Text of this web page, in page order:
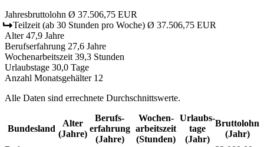
Jahresbruttolohn Ø 37.506,75 EUR
Teilzeit (ab 30 Stunden pro Woche) Ø 37.506,75 EUR
Alter 47,9 Jahre
Berufserfahrung 27,6 Jahre
Wochenarbeitszeit 39,3 Stunden
Urlaubstage 30,0 Tage
Anzahl Monatsgehälter 12
Alle Daten sind errechnete Durchschnittswerte.
Bundesland
Alter
(Jahre)
Berufs­
erfahrung
(Jahre)
Wochen­
arbeitszeit
(Stunden)
Urlaubs­
tage
(Jahr)
Bruttolohn
(Jahr)